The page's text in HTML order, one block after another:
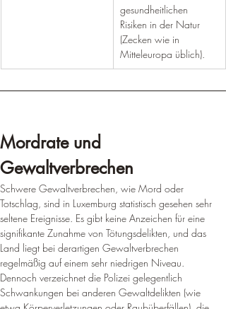
gesundheitlichen
Risiken in der Natur
(Zecken wie in
Mitteleuropa üblich).
Mordrate und
Gewaltverbrechen
Schwere Gewaltverbrechen, wie Mord oder
Totschlag, sind in Luxemburg statistisch gesehen sehr
seltene Ereignisse. Es gibt keine Anzeichen für eine
signifikante Zunahme von Tötungsdelikten, und das
Land liegt bei derartigen Gewaltverbrechen
regelmäßig auf einem sehr niedrigen Niveau.
Dennoch verzeichnet die Polizei gelegentlich
Schwankungen bei anderen Gewaltdelikten (wie